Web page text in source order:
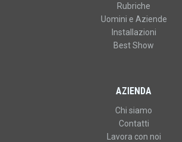
Rubriche
Uomini e Aziende
Installazioni
Best Show
AZIENDA
Chi siamo
Contatti
Lavora con noi